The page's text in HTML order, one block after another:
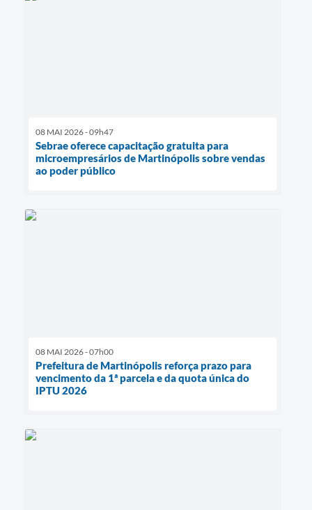
08 MAI 2026 - 09h47
Sebrae oferece capacitação gratuita para
microempresários de Martinópolis sobre vendas
ao poder público
08 MAI 2026 - 07h00
Prefeitura de Martinópolis reforça prazo para
vencimento da 1ª parcela e da quota única do
IPTU 2026